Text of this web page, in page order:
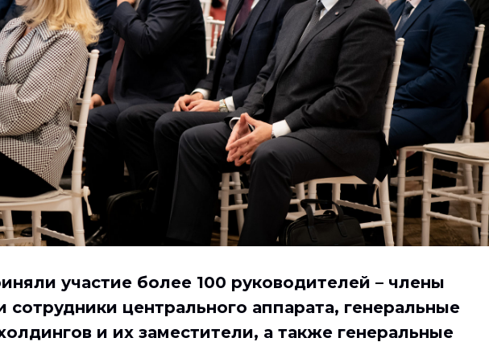
участие более 100 руководителей – члены
сотрудники центрального аппарата, генеральные
и их заместители, а также генеральные